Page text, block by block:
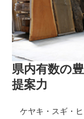
県内有数の
提案力
ケヤキ・スギ・